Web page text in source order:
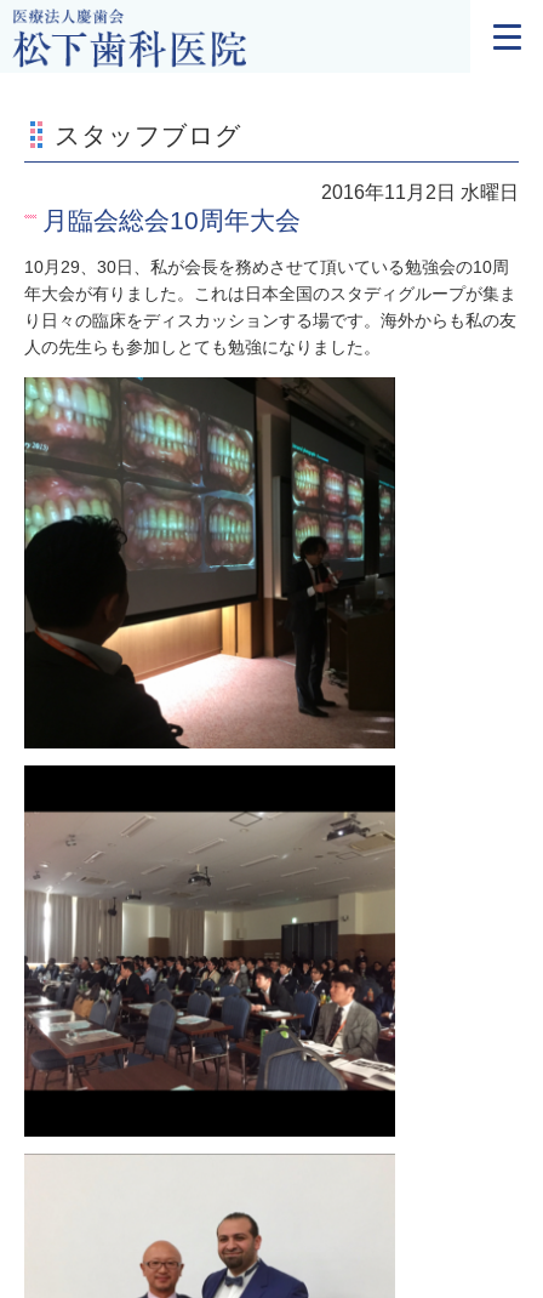
スタッフブログ
2016年11月2日 水曜日
月臨会総会10周年大会
10月29、30日、私が会長を務めさせて頂いている勉強会の10周
年大会が有りました。これは日本全国のスタディグループが集ま
り日々の臨床をディスカッションする場です。海外からも私の友
人の先生らも参加しとても勉強になりました。